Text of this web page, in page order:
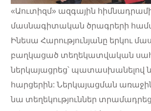
«Աուտիզմ» ազգային
մասնագիտական ծրագրերի
Ինեսա Հարությունյանը երկու
բաղկացած տեղեկատվական
ներկայացրեց՝ պատասխանելով
հարցերին: Ներկայացման
նա տեղեկություններ